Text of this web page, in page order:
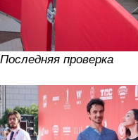
Последняя проверка